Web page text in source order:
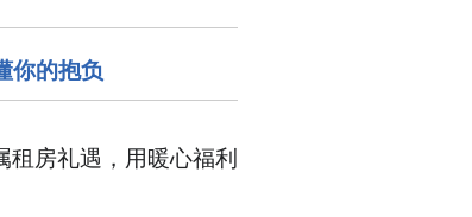
你的抱负
租房礼遇，用暖心福利